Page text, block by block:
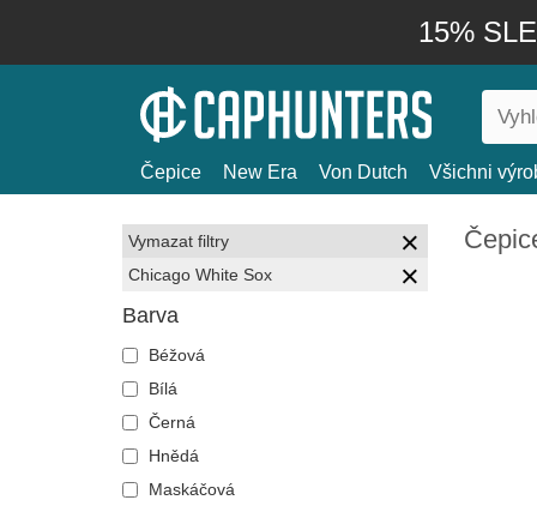
15%
Čepice New Era Von Dutch Všichni
Vymazat filtry
Chicago White Sox
Barva
Béžová
Bílá
Černá
Hnědá
Maskáčová